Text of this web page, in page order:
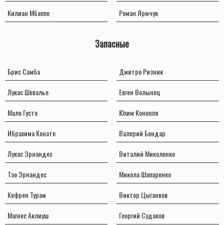
Килиан Мбаппе
Роман Ярмчук
Запасные
Брис Самба
Лукас Шевалье
Мало Густо
Ибрахима Конате
Лукас Эрнандес
Тэо Эрнандес
Кефрен Турам
Магнес Аклиуш
Дмитро Ризник
Евген Волынец
Юхим Конопля
Валерий Бондар
Виталий Миколенко
Микола Шапаренко
Виктор Цыганков
Георгий Судаков